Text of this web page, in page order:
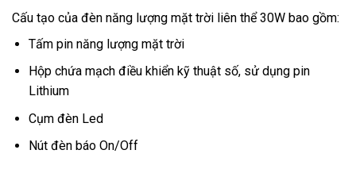
Cấu tạo của đèn năng lượng mặt trời liên thể 30W bao gồm:
Tấm pin năng lượng mặt trời
Hộp chứa mạch điều khiển kỹ thuật số, sử dụng pin
Lithium
Cụm đèn Led
Nút đèn báo On/Off